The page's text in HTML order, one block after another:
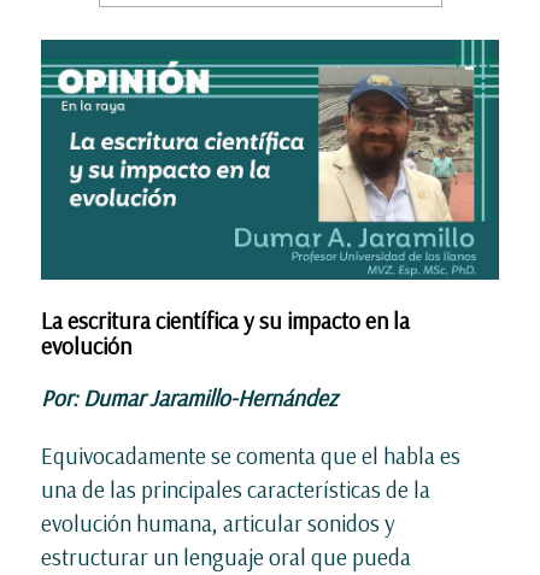
La escritura científica y su impacto en la
evolución
Por: Dumar Jaramillo-Hernández
Equivocadamente se comenta que el habla es
una de las principales características de la
evolución humana, articular sonidos y
estructurar un lenguaje oral que pueda